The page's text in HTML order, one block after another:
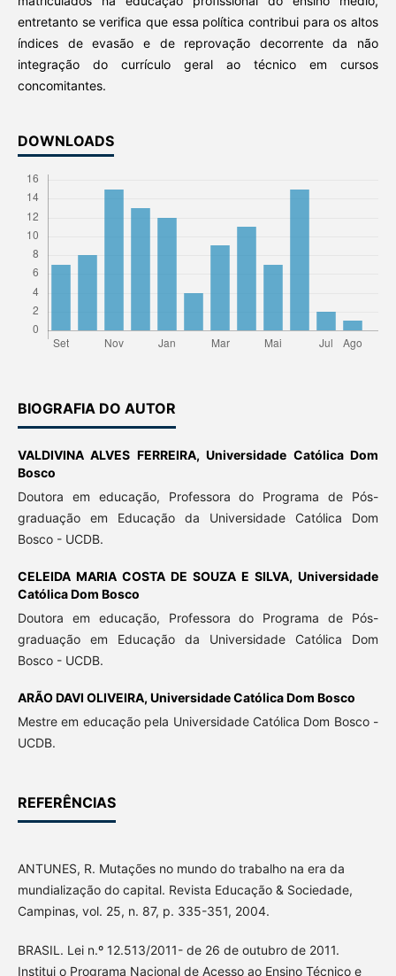
entretanto se verifica que essa política contribui para os altos
índices de evasão e de reprovação decorrente da não
integração do currículo geral ao técnico em cursos
concomitantes.
DOWNLOADS
BIOGRAFIA DO AUTOR
VALDIVINA ALVES FERREIRA,Universidade Católica Dom
Bosco
Doutora em educação, Professora do Programa de Pós-
graduação em Educação da Universidade Católica Dom
Bosco - UCDB.
CELEIDA MARIA COSTA DE SOUZA E SILVA,Universidade
Católica Dom Bosco
Doutora em educação, Professora do Programa de Pós-
graduação em Educação da Universidade Católica Dom
Bosco - UCDB.
ARÃO DAVI OLIVEIRA, Universidade Católica Dom Bosco
Mestre em educação pela Universidade Católica Dom Bosco -
UCDB.
REFERÊNCIAS
ANTUNES, R. Mutações no mundo do trabalho na era da
mundialização do capital. Revista Educação & Sociedade,
Campinas, vol. 25, n. 87, p. 335-351, 2004.
BRASIL. Lei n.º 12.513/2011- de 26 de outubro de 2011.
Institui o Programa Nacional de Acesso ao Ensino Técnico e